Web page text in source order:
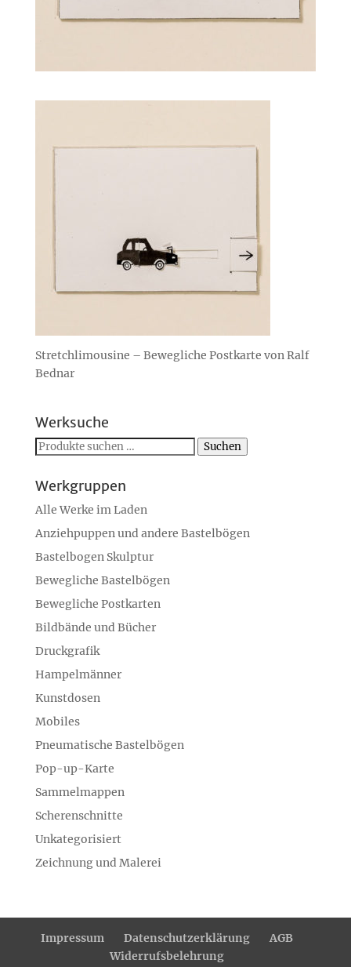
Stretchlimousine – Bewegliche Postkarte von Ralf
Bednar
Werksuche
Suchen
Suchen
Werkgruppen
Alle Werke im Laden
Anziehpuppen und andere Bastelbögen
Bastelbogen Skulptur
Bewegliche Bastelbögen
Bewegliche Postkarten
Bildbände und Bücher
Druckgrafik
Hampelmänner
Kunstdosen
Mobiles
Pneumatische Bastelbögen
Pop-up-Karte
Sammelmappen
Scherenschnitte
Unkategorisiert
Zeichnung und Malerei
Impressum Datenschutzerklärung
AGB
Widerrufsbelehrung